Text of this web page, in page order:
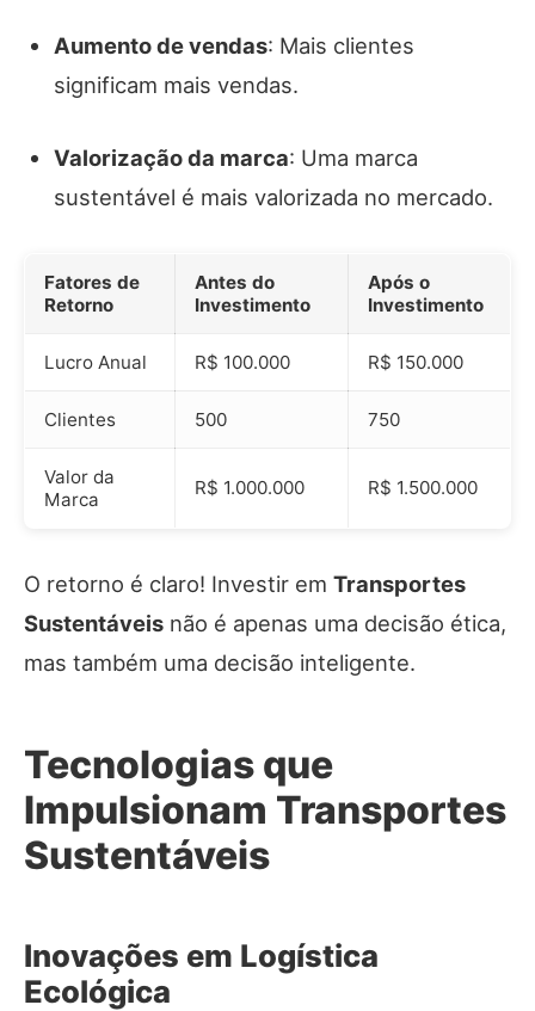
Aumento de vendas: Mais clientes
significam mais vendas.
Valorização da marca: Uma marca
sustentável é mais valorizada no mercado.
Fatores de
Retorno
Antes do
Investimento
Após o
Investimento
Lucro Anual R$ 100.000 R$ 150.000
Clientes 500 750
Valor da
Marca
R$ 1.000.000 R$ 1.500.000
O retorno é claro! Investir em Transportes
Sustentáveis não é apenas uma decisão ética,
mas também uma decisão inteligente.
Tecnologias que
Impulsionam Transportes
Sustentáveis
Inovações em Logística
Ecológica